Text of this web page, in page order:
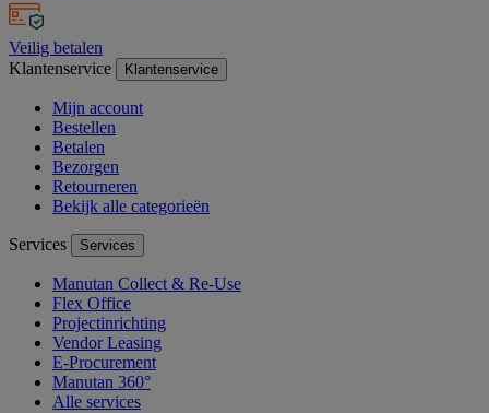
Veilig betalen
Klantenservice
Klantenservice
Mijn account
Bestellen
Betalen
Bezorgen
Retourneren
Bekijk alle categorieën
Services Services
Manutan Collect & Re-Use
Flex Office
Projectinrichting
Vendor Leasing
E-Procurement
Manutan 360°
Alle services